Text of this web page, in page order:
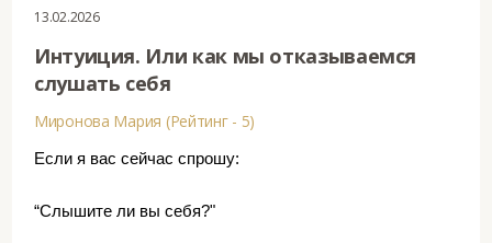
13.02.2026
Интуиция. Или как мы отказываемся
слушать себя
Миронова Мария (Рейтинг - 5)
Если я вас сейчас спрошу:
“Слышите ли вы себя?"